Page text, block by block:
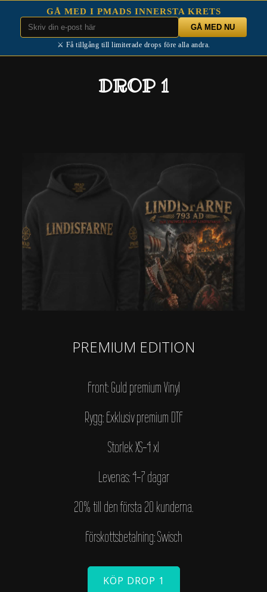
GÅ MED I PMADS INNERSTA KRETS
⚔️ Få tillgång till limiterade drops före alla andra.
DROP 1
PREMIUM EDITION
Front: Guld premium Vinyl
Rygg: Exklusiv premium DTF
Storlek XS-4 xl
Levenas: 4-7 dagar
20% till den första 20 kunderna.
Förskottsbetalning: Swisch
KÖP DROP 1